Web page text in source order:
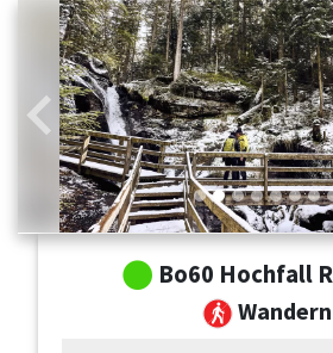
Zurück
Bo60 Hochfall
Wandern